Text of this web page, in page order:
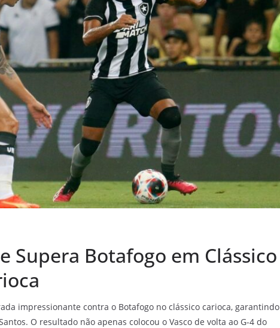
Supera Botafogo em Clássico
impressionante contra o Botafogo no clássico carioca, garantindo
O resultado não apenas colocou o Vasco de volta ao G-4 do